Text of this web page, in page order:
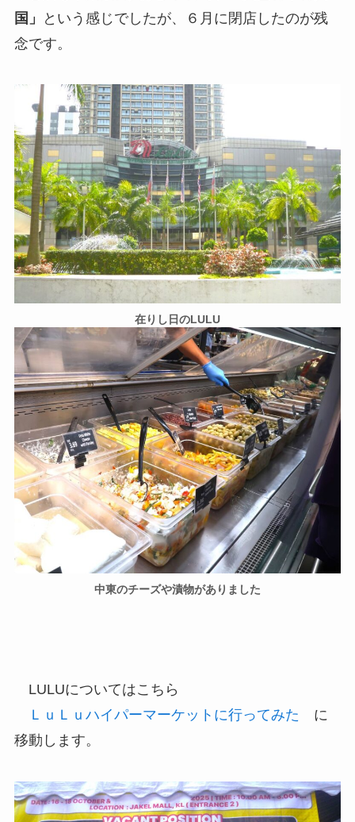
国」
という感じでしたが、６月に閉店したのが残
念です。
在りし日のLULU
中東のチーズや漬物がありました
LULUについてはこちら
ＬｕＬｕハイパーマーケットに行ってみた に
移動します。